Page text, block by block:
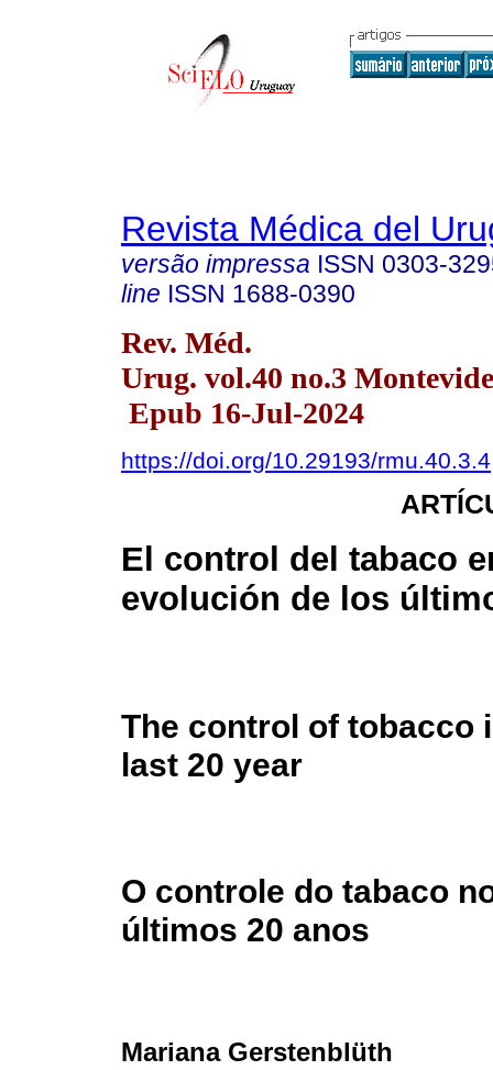
Revista Médica del
versão impressa ISSN 0303-
line ISSN 1688-0390
Rev. Méd.
Urug. vol.40 no.3
Epub 16-Jul-2024
https://doi.org/10.29193/rmu.40.3.4
El control del tabaco
evolución de los
The control of tobacco
last 20 year
O controle do tabaco
últimos 20 anos
Mariana Gerstenblüth